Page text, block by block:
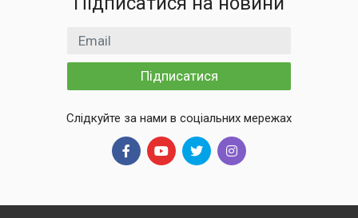
Email
Підписатися
Слідкуйте за нами в соціальних мережах